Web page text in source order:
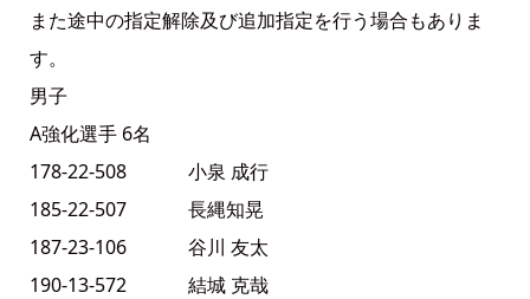
また途中の指定解除及び追加指定を行う場合もありま
す。
男子
A強化選手 6名
178-22-508 小泉 成行
185-22-507 長縄知晃
187-23-106 谷川 友太
190-13-572 結城 克哉